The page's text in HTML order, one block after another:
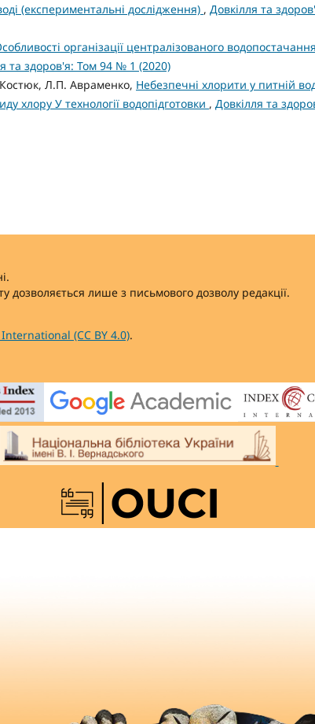
(експериментальні дослідження) , Довкілля та
організації централізованого
та здоров'я: Том 94 № 1 (2020)
Л.П. Авраменко, Небезпечні хлорити у питній
хлору У технології водопідготовки , Довкілля та
дозволяється лише з письмового дозволу редакції.
(CC BY 4.0).